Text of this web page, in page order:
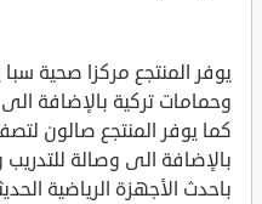
يوفر المنتجع مركزا صحية
وحمامات تركية بالإضافة الى
كما يوفر المنتجع صالون
بالإضافة الى وصالة للتدريب
باحدث الأجهزة الرياضية